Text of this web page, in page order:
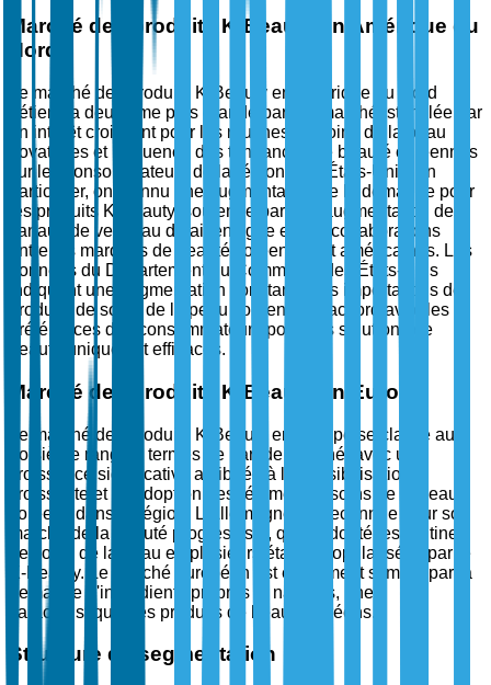
Marché des produits K-Beauty en Amérique du
Nord
Le marché des produits K-Beauty en Amérique du Nord
détient la deuxième plus grande part de marché, stimulée par
un intérêt croissant pour les routines de soins de la peau
novatrices et l'influence des tendances de beauté coréennes
sur les consommateurs de la région. Les États-Unis, en
particulier, ont connu une augmentation de la demande pour
les produits K-Beauty, soutenue par une augmentation des
canaux de vente au détail en ligne et des collaborations
entre les marques de beauté coréennes et américaines. Les
données du Département du Commerce des États-Unis
indiquent une augmentation constante des importations de
produits de soins de la peau coréens, en accord avec les
préférences des consommateurs pour des solutions de
beauté uniques et efficaces.
Marché des produits K-Beauty en Europe
Le marché des produits K-Beauty en Europe se classe au
troisième rang en termes de part de marché, avec une
croissance significative attribuée à la sensibilisation
croissante et à l'adoption des régimes de soins de la peau
coréens dans la région. L'Allemagne est reconnue pour son
marché de la beauté progressiste, qui a adopté les routines
de soins de la peau en plusieurs étapes popularisées par le
K-Beauty. Le marché européen est également stimulé par la
demande d'ingrédients propres et naturels, une
caractéristique des produits de beauté coréens.
Structure de segmentation